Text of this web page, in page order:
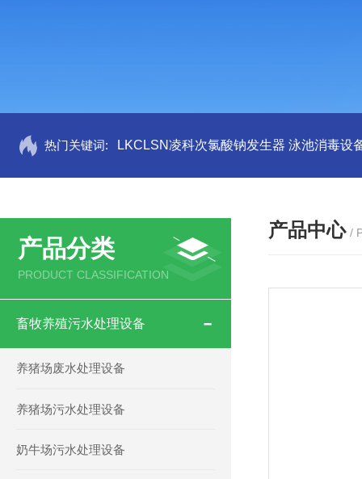
热门关键词: LKCLSN凌科次氯酸钠发生器 泳池消毒设
产品分类
PRODUCT CLASSIFICATION
畜牧养殖污水处理设备
养猪场废水处理设备
养猪场污水处理设备
奶牛场污水处理设备
产品中心 /